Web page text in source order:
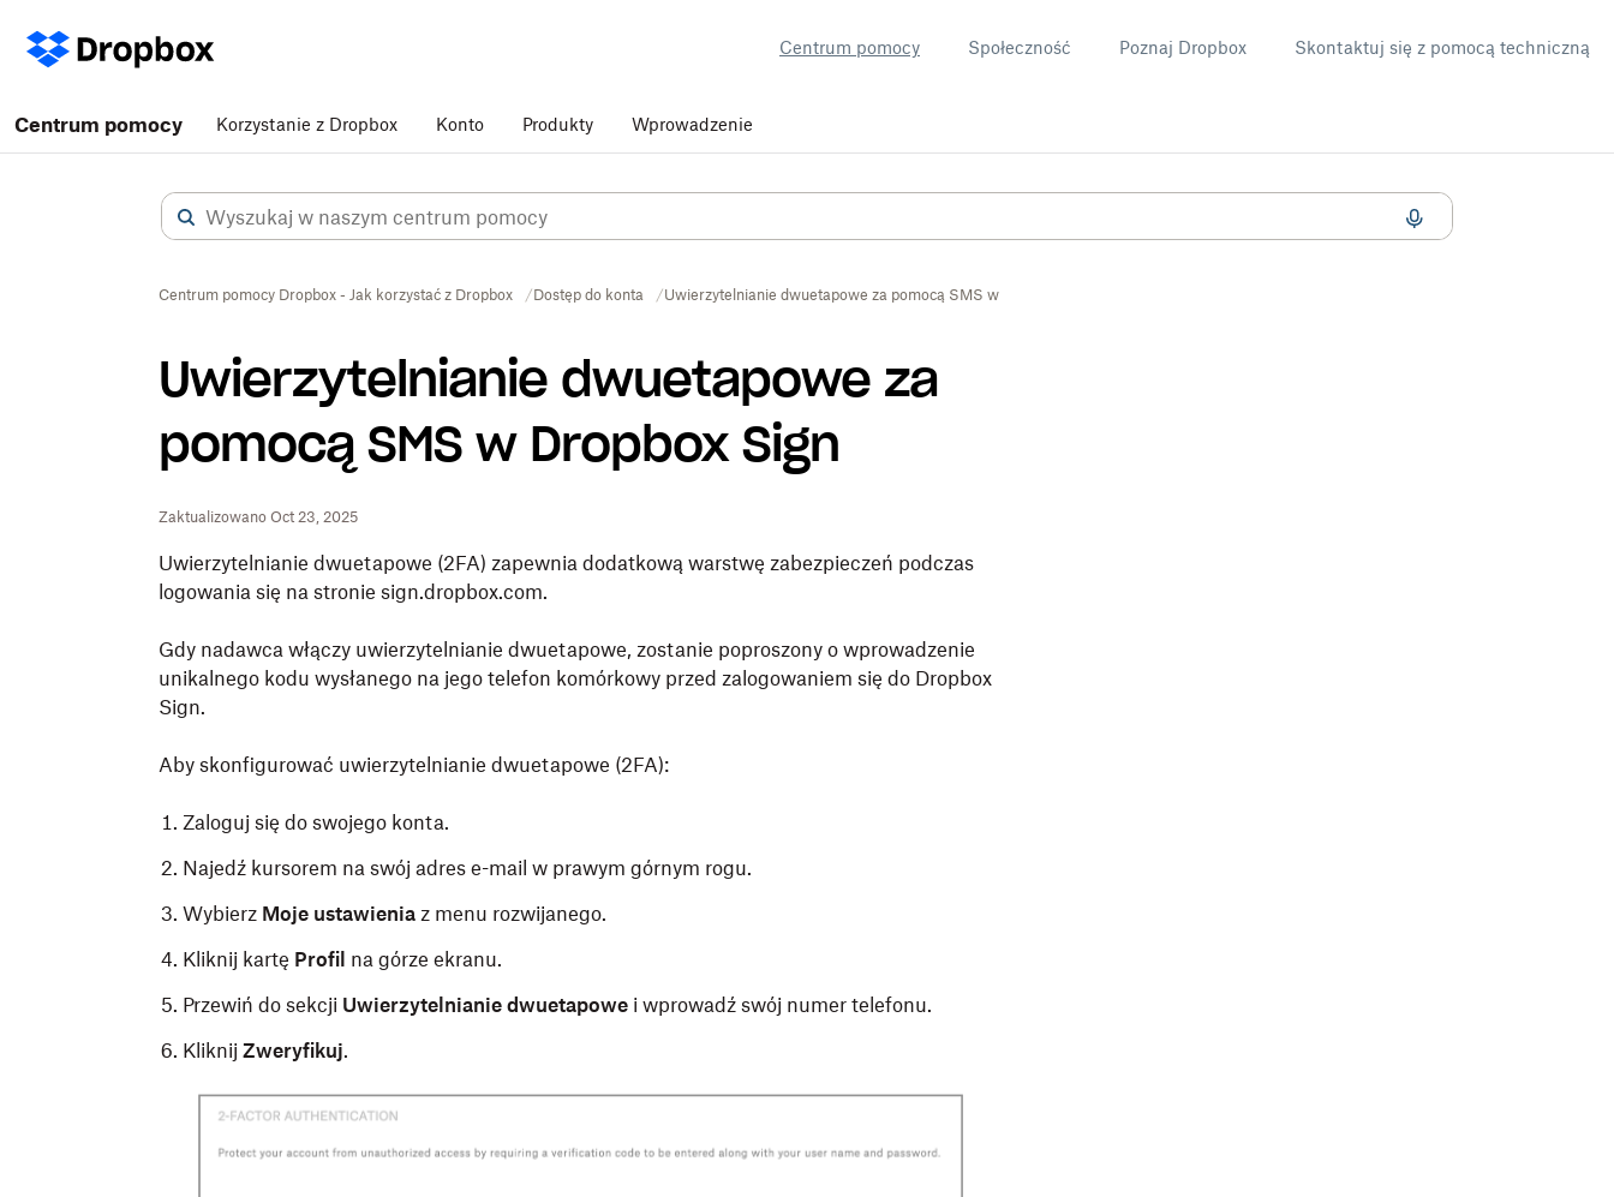
Centrum pomocy Społeczność Poznaj Dropbox Skontaktuj się z pomocą techniczną
Centrum pomocy Korzystanie z Dropbox Konto Produkty Wprowadzenie
Centrum pomocy Dropbox - Jak korzystać z Dropbox Dostęp do konta Uwierzytelnianie dwuetapowe za pomocą SMS w Dropbox Sign
Uwierzytelnianie dwuetapowe za
pomocą SMS w Dropbox Sign
Zaktualizowano Oct 23, 2025
Uwierzytelnianie dwuetapowe (2FA) zapewnia dodatkową warstwę zabezpieczeń podczas
logowania się na stronie sign.dropbox.com.
Gdy nadawca włączy uwierzytelnianie dwuetapowe, zostanie poproszony o wprowadzenie
unikalnego kodu wysłanego na jego telefon komórkowy przed zalogowaniem się do Dropbox
Sign.
Aby skonfigurować uwierzytelnianie dwuetapowe (2FA):
Zaloguj się do swojego konta.
Najedź kursorem na swój adres e-mail w prawym górnym rogu.
Wybierz Moje ustawienia z menu rozwijanego.
Kliknij kartę Profil na górze ekranu.
Przewiń do sekcji Uwierzytelnianie dwuetapowe i wprowadź swój numer telefonu.
Kliknij Zweryfikuj.